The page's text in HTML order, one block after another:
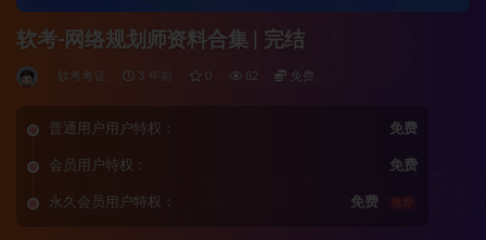
软考-网络规划师资料合集 | 完结
软考考证 3 年前 0 82 免费
普通用户用户特权： 免费
会员用户特权： 免费
永久会员用户特权： 免费 推荐